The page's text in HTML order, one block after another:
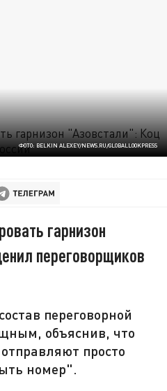
ФОТО: BELKIN ALEXEY/NEWS.RU/GLOBALLOOKPRESS
гарнизон
переговорщиков
переговорной
объяснив, что
просто
номер".